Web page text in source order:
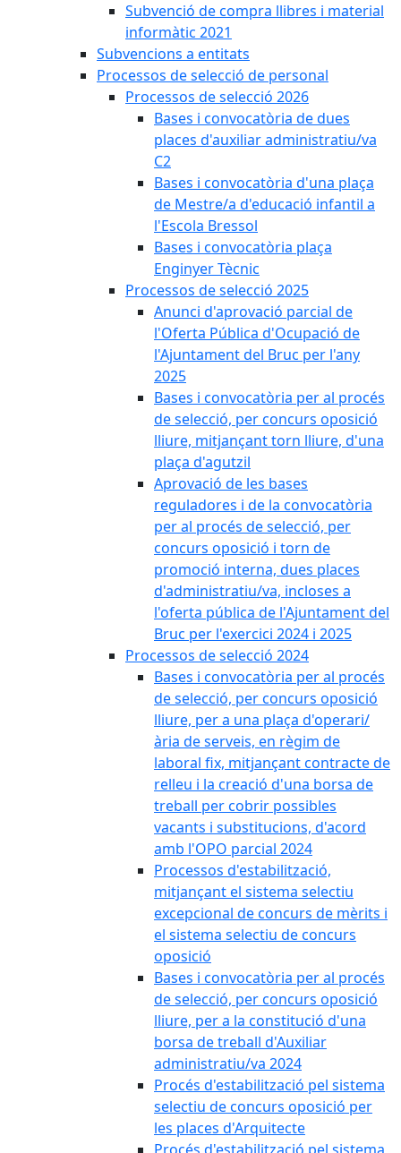
Subvenció de compra llibres i material
informàtic 2021
Subvencions a entitats
Processos de selecció de personal
Processos de selecció 2026
Bases i convocatòria de dues
places d'auxiliar administratiu/va
C2
Bases i convocatòria d'una plaça
de Mestre/a d'educació infantil a
l'Escola Bressol
Bases i convocatòria plaça
Enginyer Tècnic
Processos de selecció 2025
Anunci d'aprovació parcial de
l'Oferta Pública d'Ocupació de
l'Ajuntament del Bruc per l'any
2025
Bases i convocatòria per al procés
de selecció, per concurs oposició
lliure, mitjançant torn lliure, d'una
plaça d'agutzil
Aprovació de les bases
reguladores i de la convocatòria
per al procés de selecció, per
concurs oposició i torn de
promoció interna, dues places
d'administratiu/va, incloses a
l'oferta pública de l'Ajuntament del
Bruc per l'exercici 2024 i 2025
Processos de selecció 2024
Bases i convocatòria per al procés
de selecció, per concurs oposició
lliure, per a una plaça d'operari/
ària de serveis, en règim de
laboral fix, mitjançant contracte de
relleu i la creació d'una borsa de
treball per cobrir possibles
vacants i substitucions, d'acord
amb l'OPO parcial 2024
Processos d'estabilització,
mitjançant el sistema selectiu
excepcional de concurs de mèrits i
el sistema selectiu de concurs
oposició
Bases i convocatòria per al procés
de selecció, per concurs oposició
lliure, per a la constitució d'una
borsa de treball d'Auxiliar
administratiu/va 2024
Procés d'estabilització pel sistema
selectiu de concurs oposició per
les places d'Arquitecte